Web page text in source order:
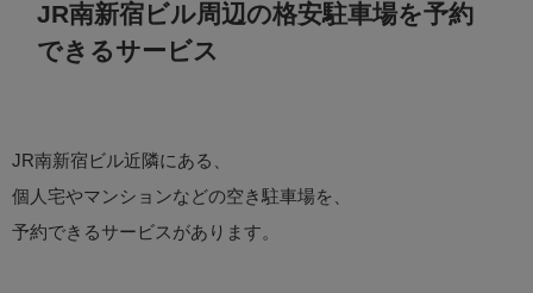
JR南新宿ビル周辺の格安駐車場を予約
できるサービス
JR南新宿ビル近隣にある、
個人宅やマンションなどの空き駐車場を、
予約できるサービスがあります。